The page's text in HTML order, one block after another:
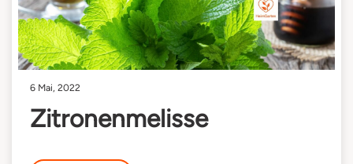
6 Mai, 2022
Zitronenmelisse